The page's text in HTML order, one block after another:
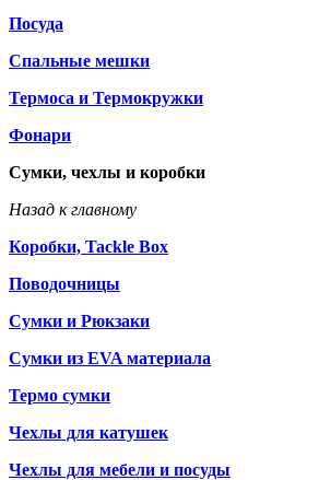
Посуда
Спальные мешки
Термоса и Термокружки
Фонари
Сумки, чехлы и коробки
Назад к главному
Коробки, Tackle Box
Поводочницы
Сумки и Рюкзаки
Сумки из EVA материала
Термо сумки
Чехлы для катушек
Чехлы для мебели и посуды